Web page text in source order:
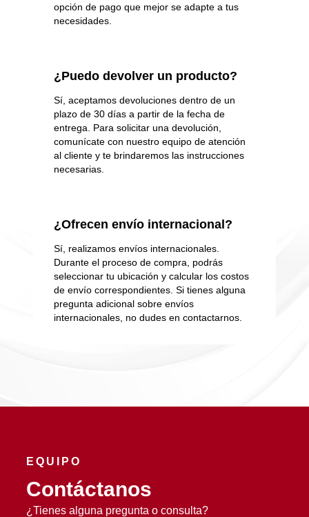
opción de pago que mejor se adapte a tus
necesidades.
¿Puedo devolver un producto?
Sí, aceptamos devoluciones dentro de un
plazo de 30 días a partir de la fecha de
entrega. Para solicitar una devolución,
comunícate con nuestro equipo de atención
al cliente y te brindaremos las instrucciones
necesarias.
¿Ofrecen envío internacional?
Sí, realizamos envíos internacionales.
Durante el proceso de compra, podrás
seleccionar tu ubicación y calcular los costos
de envío correspondientes. Si tienes alguna
pregunta adicional sobre envíos
internacionales, no dudes en contactarnos.
EQUIPO
Contáctanos
¿Tienes alguna pregunta o consulta?